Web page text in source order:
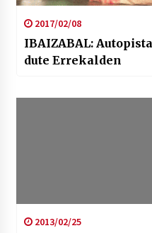
2017/02/08
IBAIZABAL:
dute Errekalden
2013/02/25